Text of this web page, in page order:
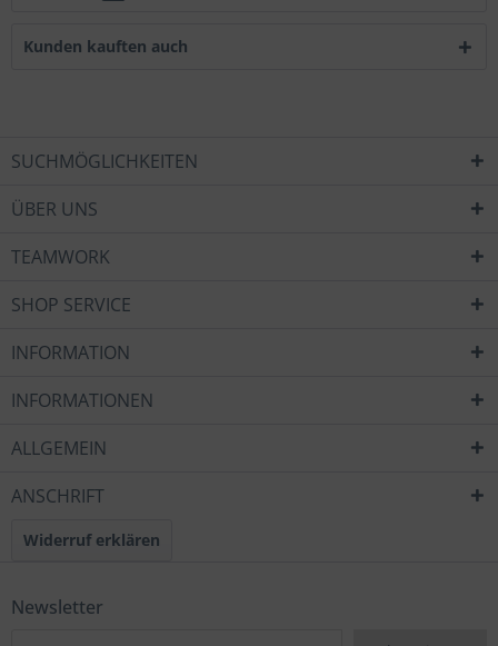
Kunden kauften auch
SUCHMÖGLICHKEITEN
ÜBER UNS
TEAMWORK
SHOP SERVICE
INFORMATION
INFORMATIONEN
ALLGEMEIN
ANSCHRIFT
Widerruf erklären
Newsletter